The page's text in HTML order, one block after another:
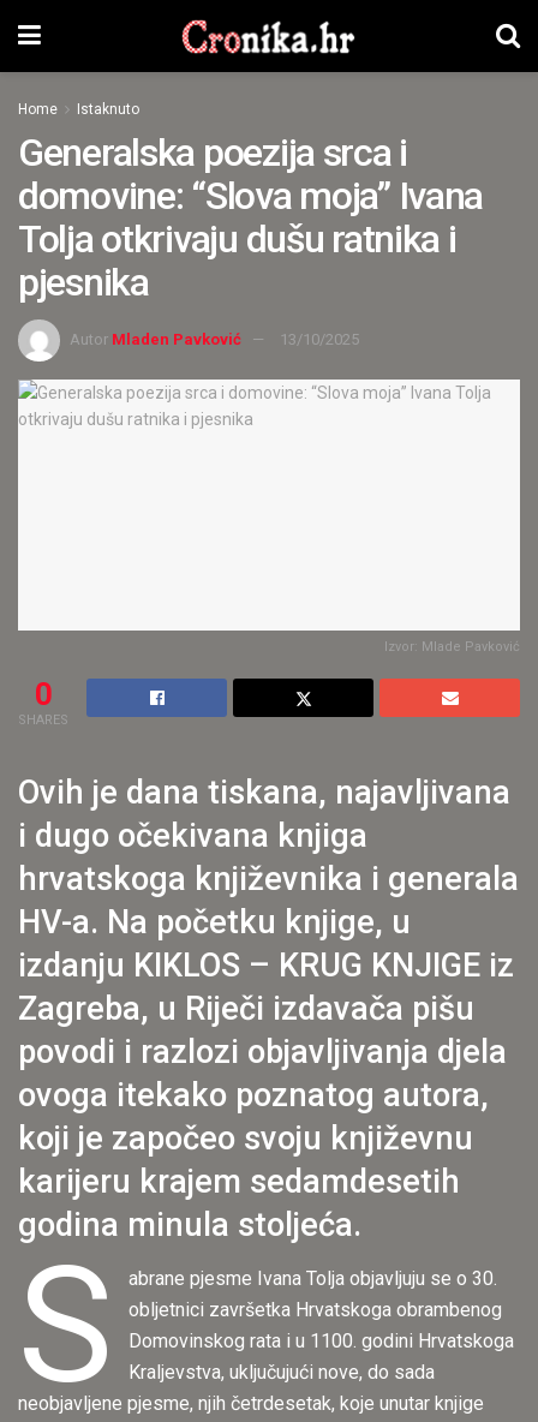
Home Istaknuto
Generalska poezija srca i
domovine: “Slova moja” Ivana
Tolja otkrivaju dušu ratnika i
pjesnika
Autor Mladen Pavković 13/10/2025
Izvor: Mlade Pavković
0
SHARES
Ovih je dana tiskana, najavljivana
i dugo očekivana knjiga
hrvatskoga književnika i generala
HV-a. Na početku knjige, u
izdanju KIKLOS – KRUG KNJIGE iz
Zagreba, u Riječi izdavača pišu
povodi i razlozi objavljivanja djela
ovoga itekako poznatog autora,
koji je započeo svoju književnu
karijeru krajem sedamdesetih
godina minula stoljeća.
S
abrane pjesme Ivana Tolja objavljuju se o 30.
obljetnici završetka Hrvatskoga obrambenog
Domovinskog rata i u 1100. godini Hrvatskoga
Kraljevstva, uključujući nove, do sada
neobjavljene pjesme, njih četrdesetak, koje unutar knjige